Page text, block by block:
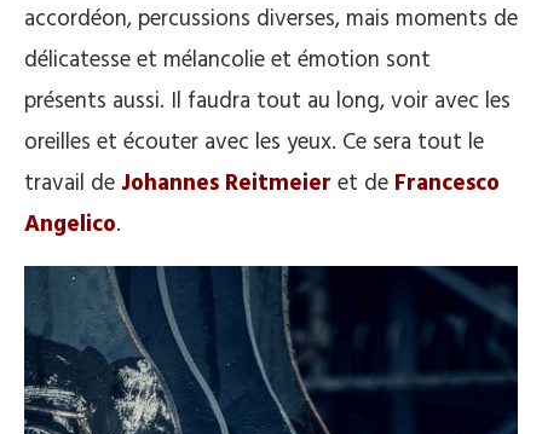
accordéon, percussions diverses, mais moments de
délicatesse et mélancolie et émotion sont
présents aussi. Il faudra tout au long, voir avec les
oreilles et écouter avec les yeux. Ce sera tout le
travail de Johannes Reitmeier et de Francesco
Angelico.